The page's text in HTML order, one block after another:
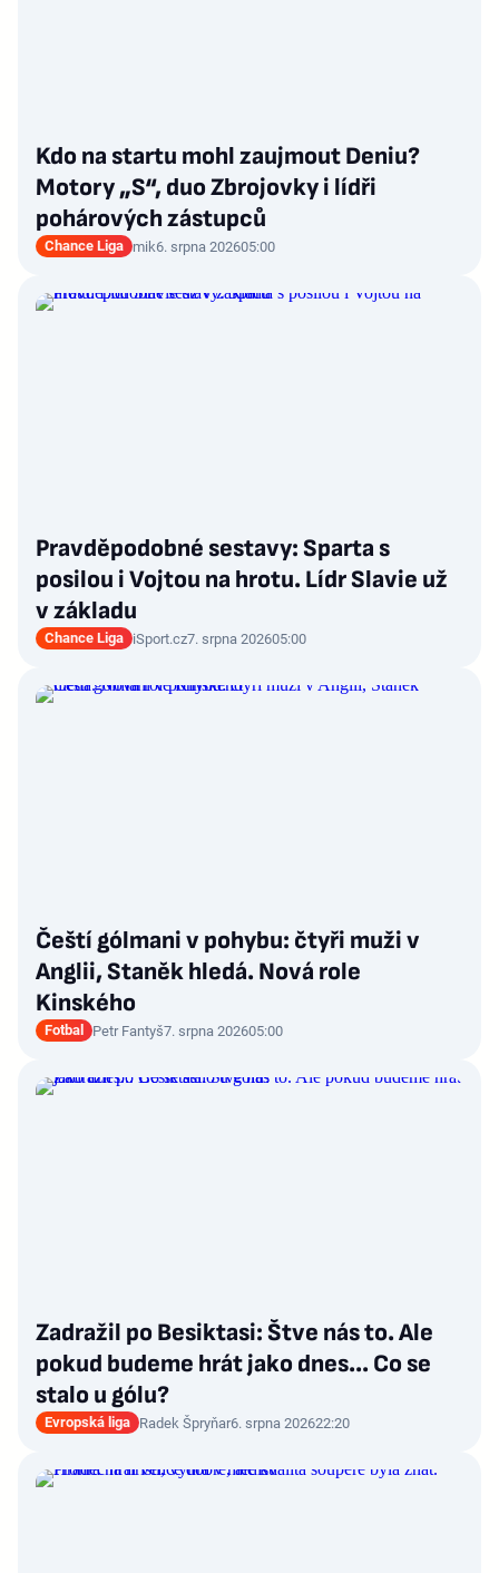
Kdo na startu mohl zaujmout Deniu?
Motory „S“, duo Zbrojovky i lídři
pohárových zástupců
Chance Liga mik6. srpna 202605:00
Pravděpodobné sestavy: Sparta s
posilou i Vojtou na hrotu. Lídr Slavie už
v základu
Chance Liga iSport.cz7. srpna 202605:00
Čeští gólmani v pohybu: čtyři muži v
Anglii, Staněk hledá. Nová role
Kinského
Fotbal Petr Fantyš7. srpna 202605:00
Zadražil po Besiktasi: Štve nás to. Ale
pokud budeme hrát jako dnes... Co se
stalo u gólu?
Evropská liga Radek Špryňar6. srpna 202622:20